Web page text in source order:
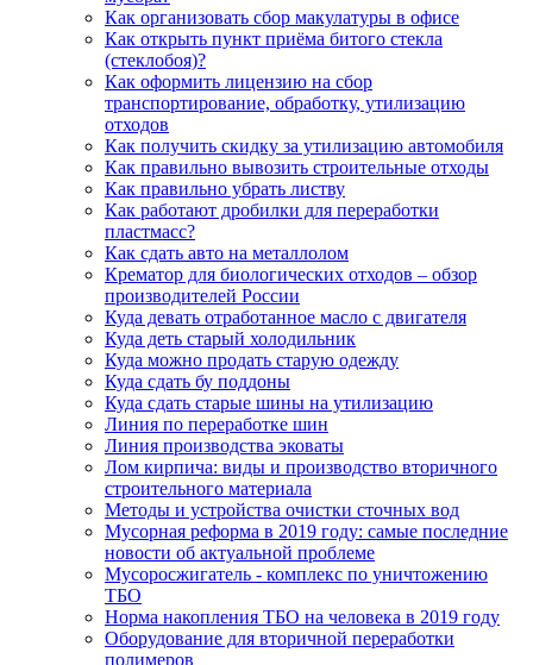
Как организовать сбор макулатуры в офисе
Как открыть пункт приёма битого стекла
(стеклобоя)?
Как оформить лицензию на сбор
транспортирование, обработку, утилизацию
отходов
Как получить скидку за утилизацию автомобиля
Как правильно вывозить строительные отходы
Как правильно убрать листву
Как работают дробилки для переработки
пластмасс?
Как сдать авто на металлолом
Крематор для биологических отходов – обзор
производителей России
Куда девать отработанное масло с двигателя
Куда деть старый холодильник
Куда можно продать старую одежду
Куда сдать бу поддоны
Куда сдать старые шины на утилизацию
Линия по переработке шин
Линия производства эковаты
Лом кирпича: виды и производство вторичного
строительного материала
Методы и устройства очистки сточных вод
Мусорная реформа в 2019 году: самые последние
новости об актуальной проблеме
Мусоросжигатель - комплекс по уничтожению
ТБО
Норма накопления ТБО на человека в 2019 году
Оборудование для вторичной переработки
полимеров